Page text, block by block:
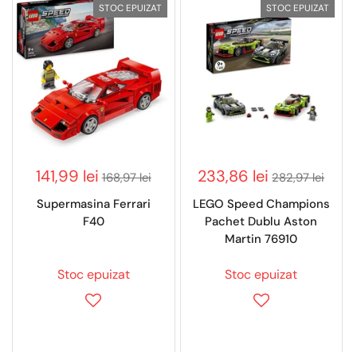
141,99 lei 168,97 lei
Supermasina Ferrari
F40
Stoc epuizat
STOC EPUIZAT
233,86 lei 282,97 lei
LEGO Speed Champions
Pachet Dublu Aston
Martin 76910
Stoc epuizat
STOC EPUIZAT